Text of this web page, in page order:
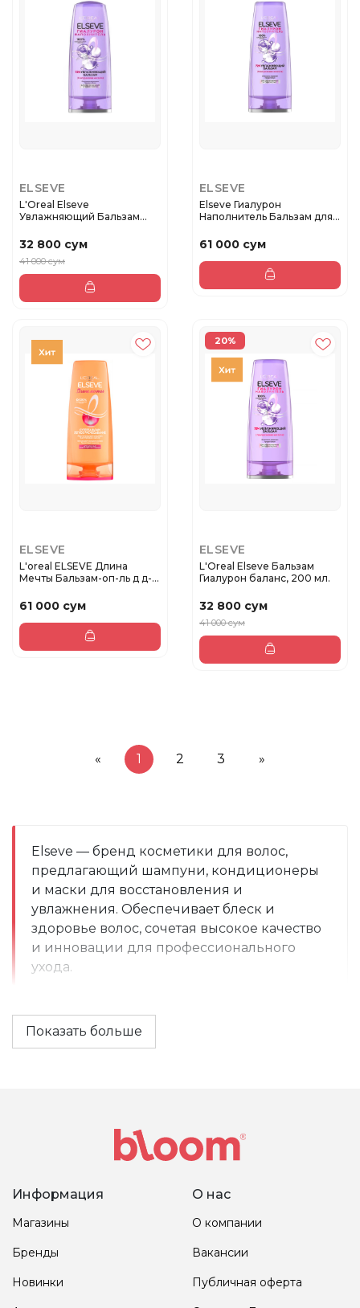
ELSEVE
L'Oreal Elseve
Увлажняющий Бальзам
32 800 сум
41 000 сум
ELSEVE
Elseve Гиалурон
Наполнитель Бальзам для
61 000 сум
ELSEVE
L'oreal ELSEVE Длина
Мечты Бальзам-оп-ль д д-х
61 000 сум
20%
ELSEVE
L'Oreal Elseve Бальзам
Гиалурон баланс, 200 мл.
32 800 сум
41 000 сум
« 1 2 3 »
Elseve — бренд косметики для волос,
предлагающий шампуни, кондиционеры
и маски для восстановления и
увлажнения. Обеспечивает блеск и
здоровье волос, сочетая высокое качество
и инновации для профессионального
ухода.
Показать больше
Информация
Магазины
Бренды
Новинки
О нас
О компании
Вакансии
Публичная оферта